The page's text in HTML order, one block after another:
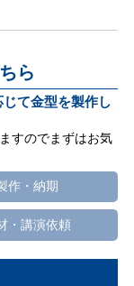
ら
て金型を製作し
すのでまずはお気
作・納期
・講演依頼